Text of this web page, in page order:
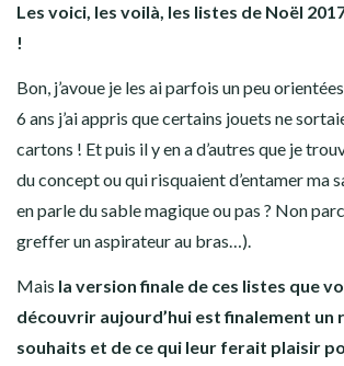
Les voici, les voilà, les listes de Noël
!
Bon, j’avoue je les ai parfois un peu
6 ans j’ai appris que certains jouets ne
cartons ! Et puis il y en a d’autres que je
du concept ou qui risquaient d’entamer ma
en parle du sable magique ou pas ? Non
greffer un aspirateur au bras…).
Mais la version finale de ces listes que
découvrir aujourd’hui est finalement un
souhaits et de ce qui leur ferait plaisir